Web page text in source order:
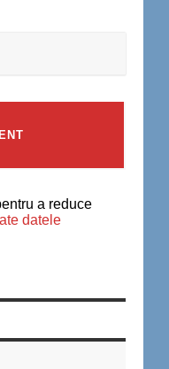
a reduce
datele